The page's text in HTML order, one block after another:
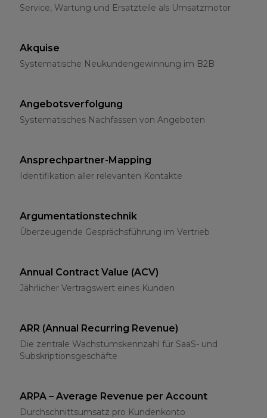
Service, Wartung und Ersatzteile als Umsatzmotor
Akquise
Systematische Neukundengewinnung im B2B
Angebotsverfolgung
Systematisches Nachfassen von Angeboten
Ansprechpartner-Mapping
Identifikation aller relevanten Kontakte
Argumentationstechnik
Überzeugende Gesprächsführung im Vertrieb
Annual Contract Value (ACV)
Jährlicher Vertragswert eines Kunden
ARR (Annual Recurring Revenue)
Die zentrale Wachstumskennzahl für SaaS- und
Subskriptionsgeschäfte
ARPA – Average Revenue per Account
Durchschnittsumsatz pro Kundenkonto